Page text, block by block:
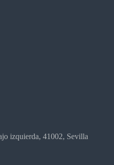
izquierda, 41002, Sevilla